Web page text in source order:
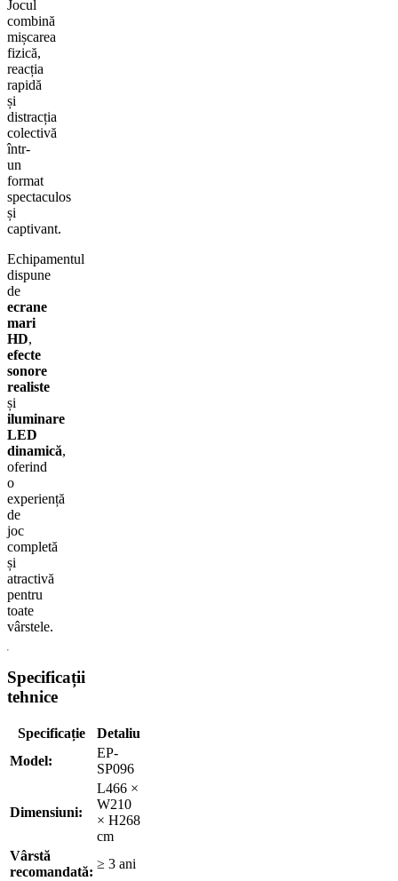
Jocul
combină
mișcarea
fizică,
reacția
rapidă
și
distracția
colectivă
într-
un
format
spectaculos
și
captivant.
Echipamentul
dispune
de
ecrane
mari
HD,
efecte
sonore
realiste
și
iluminare
LED
dinamică,
oferind
o
experiență
de
joc
completă
și
atractivă
pentru
toate
vârstele.
Specificații
tehnice
Specificație
Detaliu
Model:
EP-
SP096
Dimensiuni:
L466 ×
W210
× H268
cm
Vârstă
recomandată:
≥ 3 ani